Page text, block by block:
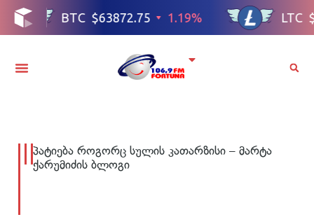
პატიება როგორც სულის კათარზისი – მარტა
ქარუმიძის ბლოგი